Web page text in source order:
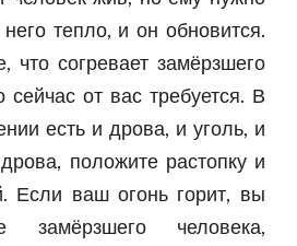
тепло, и он обновится.
что согревает замёрзшего
сейчас от вас требуется. В
есть и дрова, и уголь, и
положите растопку и
Если ваш огонь горит, вы
замёрзшего человека,